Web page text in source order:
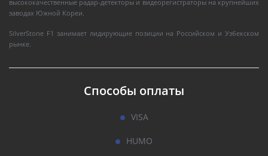
высококачественные радар-детекторы и видеорегистраторы на крупнейших
заводах Южной Кореи.
SilverStone F1 занимает лидирующие позиции на Российском и Узбекском
рынке.
Способы оплаты
VISA
HUMO